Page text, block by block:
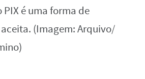
PIX é uma forma de
(Imagem: Arquivo/